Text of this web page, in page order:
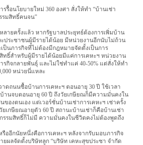
รื้อนโยบายใหม่ 360 องศา สั่งให้ทำ “บ้านเช่า
รมสิทธิ์คนจน”
ลายครั้งแล้ว หากรัฐบาลประยุทธ์ต้องการเพิ่มบ้าน
ะประชาชนผู้มีรายได้น้อย มีหน่วยงานอีกนับไม่ถ้วน
ป็นภารกิจที่ไม่ต้องมีกฎหมายจัดตั้งเป็นการ
ทธิ์สำหรับผู้มีรายได้น้อยมีแค่การเคหะฯ หน่วยงาน
รกิจกลายพันธุ์ และไม่ใช่ทำแค่ 40-50% แต่สั่งให้ทำ
หน่วยนี่แหละ
ดถนนซื้อบ้านการเคหะฯ ตอนอายุ 30 ปี ใช้เวลา
านจบตอนอายุ 60 ปี ถึงวัยเกษียณก็มีความมั่นคงใน
ของตนเอง แต่เวอร์ชั่นบ้านเช่าการเคหะฯ เช่าครั้ง
ยเกษียณอายุตัว 60 ปี สถานะบ้านเช่าก็คือบ้านเช่า
รรมสิทธิ์ก็ไม่มี ความมั่นคงในชีวิตคงไม่ต้องพูดถึง
ออีกนัยหนึ่งคือการเคหะฯ หลังจากรับมอบภารกิจ
ผลจัดตั้งบริษัทลูก “บริษัท เคหะสุขประชา จำกัด